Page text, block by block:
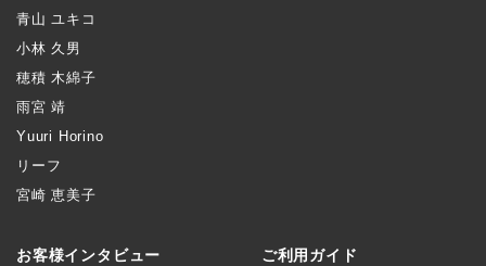
青山 ユキコ
小林 久男
穂積 木綿子
雨宮 靖
Yuuri Horino
リーフ
宮崎 恵美子
お客様インタビュー ご利用ガイド